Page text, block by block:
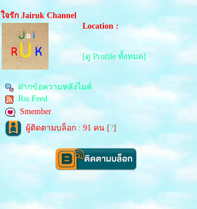
จรัก Jairuk Channel
Location :
[ดู Profile ทั้งหมด]
ฝากข้อความหลังไมค์
Rss Feed
Smember
ผู้ติดตามบล็อก : 91 คน [?]